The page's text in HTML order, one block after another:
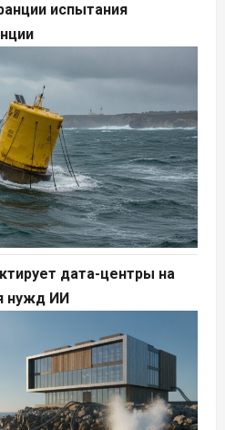
испытания
дата-центры на
нужд ИИ